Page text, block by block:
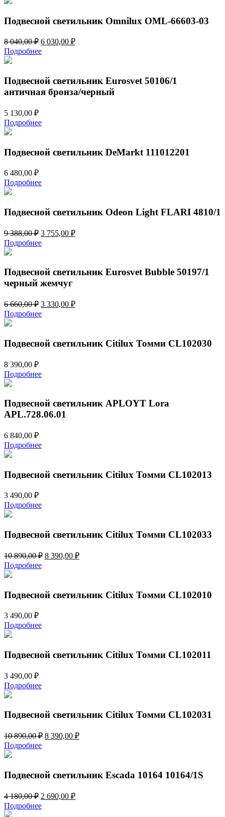
Подвесной светильник Omnilux OML-66603-03
8 040,00₽ Первоначальная
цена
составляла
040,00 ₽.
6 030,00 ₽Текущая
Подробнее
Подвесной светильник Eurosvet 50106/1
античная бронза/черный
5 130,00 ₽
Подробнее
Подвесной светильник DeMarkt 111012201
6 480,00 ₽
Подробнее
Подвесной светильник Odeon Light FLARI 4810/1
9 388,00₽ Первоначальная
цена
составляла
388,00 ₽.
3 755,00 ₽Текущая
Подробнее
Подвесной светильник Eurosvet Bubble 50197/1
черный жемчуг
6 660,00₽ Первоначальная
цена
составляла
660,00 ₽.
3 330,00 ₽Текущая
Подробнее
Подвесной светильник Citilux Томми CL102030
8 390,00 ₽
Подробнее
Подвесной светильник APLOYT Lora
APL.728.06.01
6 840,00 ₽
Подробнее
Подвесной светильник Citilux Томми CL102013
3 490,00 ₽
Подробнее
Подвесной светильник Citilux Томми CL102033
10 890,00₽ Первоначальная
890,00 ₽.
8 390,00 ₽Текущая
Подробнее
Подвесной светильник Citilux Томми CL102010
3 490,00 ₽
Подробнее
Подвесной светильник Citilux Томми CL102011
3 490,00 ₽
Подробнее
Подвесной светильник Citilux Томми CL102031
10 890,00₽ Первоначальная
890,00 ₽.
8 390,00 ₽Текущая
Подробнее
Подвесной светильник Escada 10164 10164/1S
4 180,00₽ Первоначальная
цена
составляла
2 690,00 ₽Текущая
Подробнее